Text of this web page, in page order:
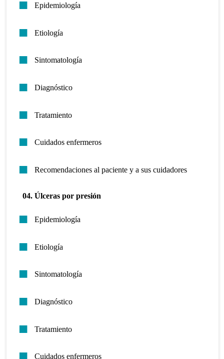
Epidemiología
Etiología
Sintomatología
Diagnóstico
Tratamiento
Cuidados enfermeros
Recomendaciones al paciente y a sus cuidadores
04. Úlceras por presión
Epidemiología
Etiología
Sintomatología
Diagnóstico
Tratamiento
Cuidados enfermeros